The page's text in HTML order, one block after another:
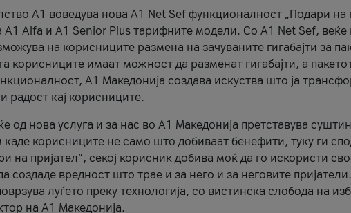
А1 воведува нова A1 Net Sef функционалност „Подари на
А1 Alfa и A1 Senior Plus тарифните модели. Со A1 Net Sef, веќе
на корисниците размена на зачуваните гигабајти за
корисниците имаат можност да разменат гигабајти, а
А1 Македонија создава искуства што ја
радост кај корисниците.
од нова услуга и за нас во А1 Македонија претставува
каде корисниците не само што добиваат бенефити, туку ги
на пријател”, секој корисник добива моќ да го искористи
создаде вредност што трае и за него и за неговите
луѓето преку технологија, со вистинска слобода на
на А1 Македонија.